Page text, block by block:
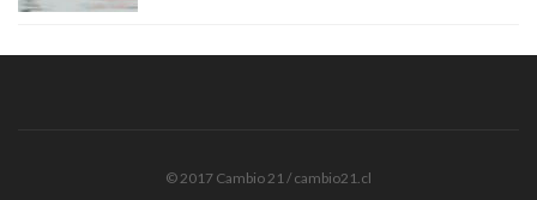
© 2017 Cambio 21 / cambio21.cl